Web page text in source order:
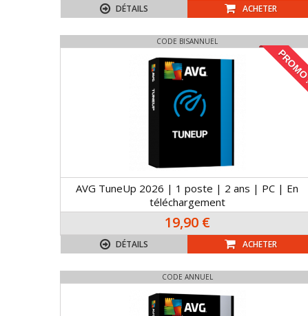
DÉTAILS ACHETER
CODE BISANNUEL
AVG TuneUp 2026 | 1 poste | 2 ans | PC | En
téléchargement
19,90 €
DÉTAILS ACHETER
CODE ANNUEL